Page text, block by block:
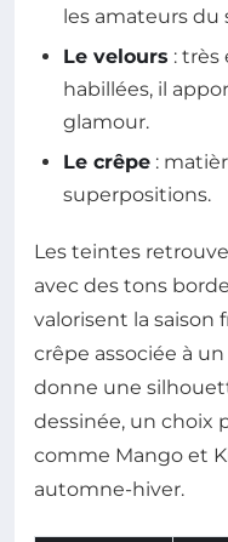
les amateurs du
Le velours : très
habillées, il
glamour.
Le crêpe :
superpositions.
Les teintes
avec des tons
valorisent la saison
crêpe associée à
donne une
dessinée, un choix
comme Mango et
automne-hiver.